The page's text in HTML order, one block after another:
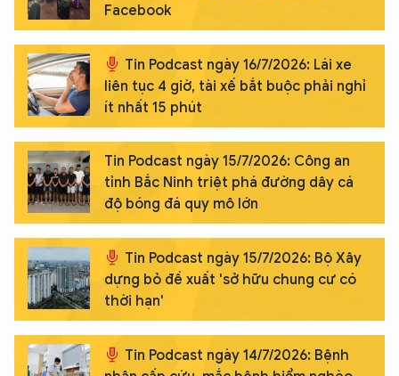
Facebook
Tin Podcast ngày 16/7/2026: Lái xe
liên tục 4 giờ, tài xế bắt buộc phải nghỉ
ít nhất 15 phút
Tin Podcast ngày 15/7/2026: Công an
tỉnh Bắc Ninh triệt phá đường dây cá
độ bóng đá quy mô lớn
Tin Podcast ngày 15/7/2026: Bộ Xây
dựng bỏ đề xuất 'sở hữu chung cư có
thời hạn'
Tin Podcast ngày 14/7/2026: Bệnh